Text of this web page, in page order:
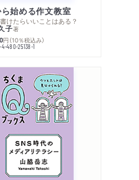
始める作文教室
けたらいいことはある？
子著
円 （10％税込み）
4-480-25138-1